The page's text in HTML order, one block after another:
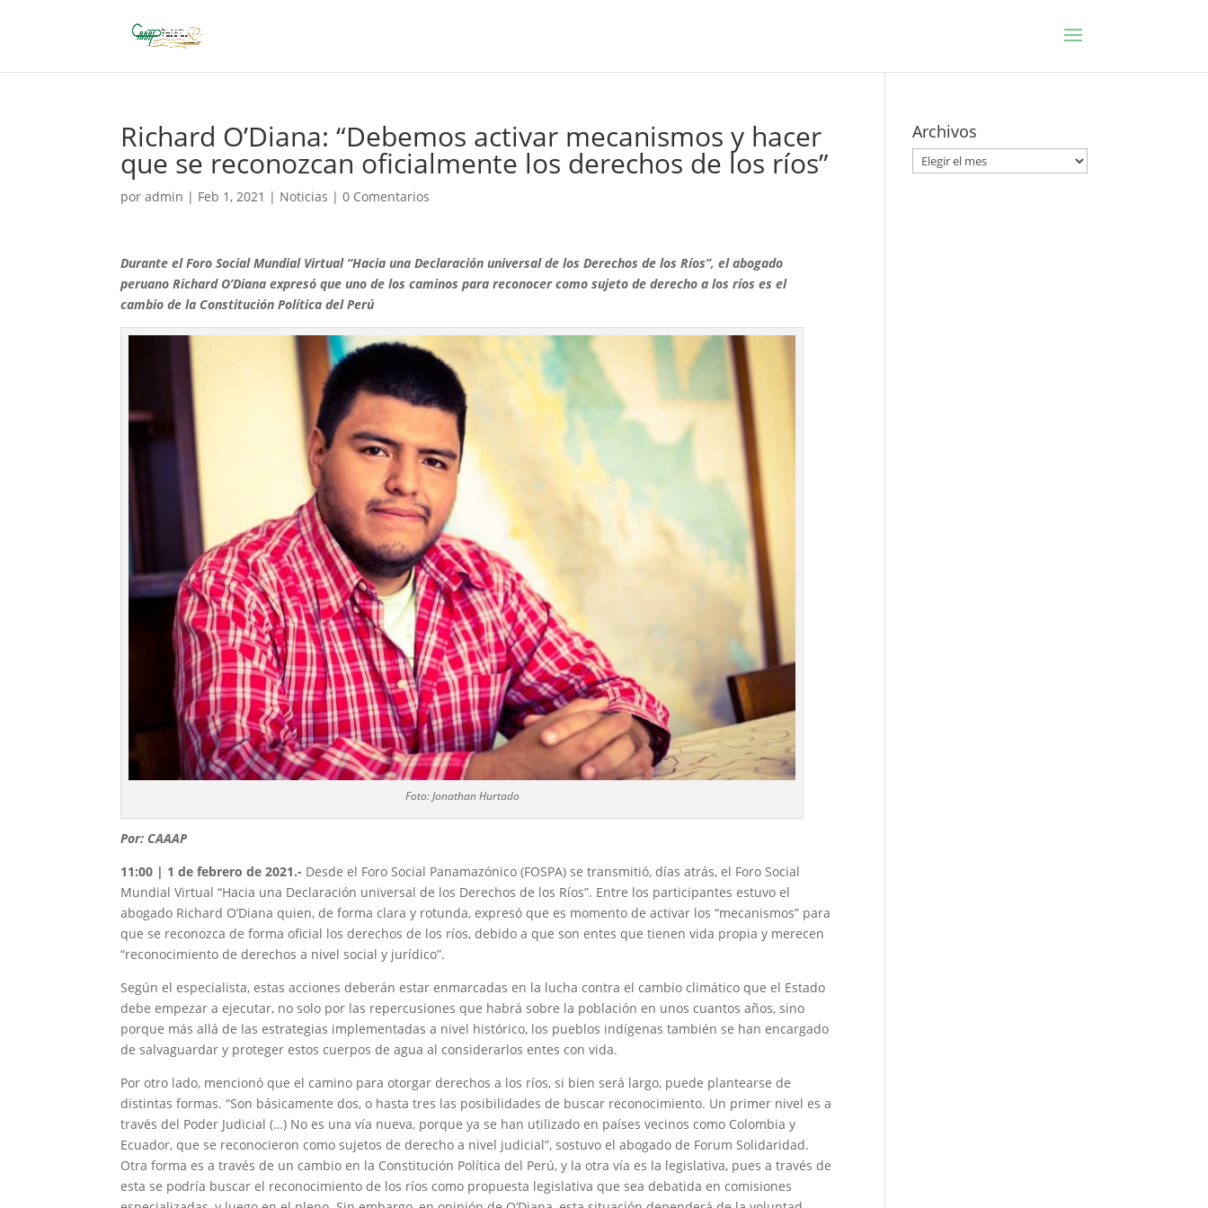
Richard O’Diana: “Debemos activar mecanismos y hacer
que se reconozcan oficialmente los derechos de los ríos”
poradmin | Feb 1, 2021 | Noticias |0 Comentarios
Durante el Foro Social Mundial Virtual “Hacia una Declaración universal de los Derechos de los Ríos”, el abogado
peruano Richard O’Diana expresó que uno de los caminos para reconocer como sujeto de derecho a los ríos es el
cambio de la Constitución Política del Perú
Foto: Jonathan Hurtado
Por: CAAAP
11:00 | 1 de febrero de 2021.- Desde el Foro Social Panamazónico (FOSPA) se transmitió, días atrás, el Foro Social
Mundial Virtual “Hacia una Declaración universal de los Derechos de los Ríos”. Entre los participantes estuvo el
abogado Richard O’Diana quien, de forma clara y rotunda, expresó que es momento de activar los “mecanismos” para
que se reconozca de forma oficial los derechos de los ríos, debido a que son entes que tienen vida propia y merecen
“reconocimiento de derechos a nivel social y jurídico”.
Según el especialista, estas acciones deberán estar enmarcadas en la lucha contra el cambio climático que el Estado
debe empezar a ejecutar, no solo por las repercusiones que habrá sobre la población en unos cuantos años, sino
porque más allá de las estrategias implementadas a nivel histórico, los pueblos indígenas también se han encargado
de salvaguardar y proteger estos cuerpos de agua al considerarlos entes con vida.
Por otro lado, mencionó que el camino para otorgar derechos a los ríos, si bien será largo, puede plantearse de
distintas formas. “Son básicamente dos, o hasta tres las posibilidades de buscar reconocimiento. Un primer nivel es a
través del Poder Judicial (…) No es una vía nueva, porque ya se han utilizado en países vecinos como Colombia y
Ecuador, que se reconocieron como sujetos de derecho a nivel judicial”, sostuvo el abogado de Forum Solidaridad.
Otra forma es a través de un cambio en la Constitución Política del Perú, y la otra vía es la legislativa, pues a través de
esta se podría buscar el reconocimiento de los ríos como propuesta legislativa que sea debatida en comisiones
Archivos
Archivos